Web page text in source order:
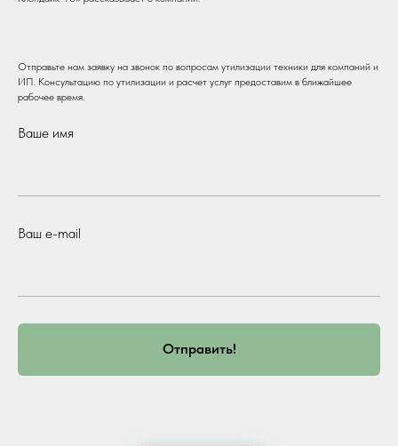
Отправьте нам заявку на звонок по вопросам утилизации техники для компаний и
ИП. Консультацию по утилизации и расчет услуг предоставим в ближайшее
рабочее время.
Ваше имя
Ваш e-mail
Отправить!